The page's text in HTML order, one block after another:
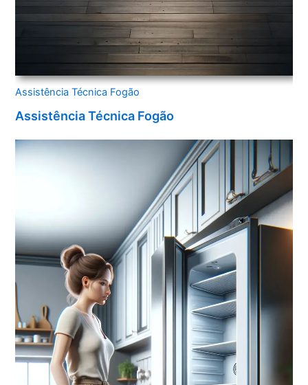
Assistência Técnica Fogão
Assistência Técnica Fogão